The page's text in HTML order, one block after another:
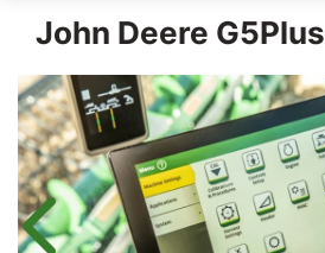
John Deere
Anterior